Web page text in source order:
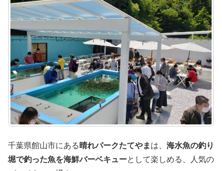
千葉県館山市にある 晴れパークたてやま は、 海水魚の釣り
堀で釣った魚を海鮮バーベキューとして楽しめる、人気の